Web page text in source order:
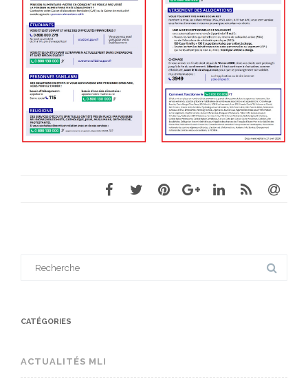
CATÉGORIES
ACTUALITÉS MLI